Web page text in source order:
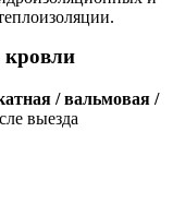
кровли
/ вальмовая /
выезда